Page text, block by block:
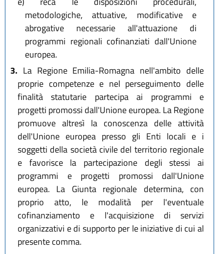
metodologiche, attuative, modificative e
abrogative necessarie all'attuazione di
programmi regionali cofinanziati dall'Unione
europea.
3. La Regione Emilia-Romagna nell'ambito delle
proprie competenze e nel perseguimento delle
finalità statutarie partecipa ai programmi e
progetti promossi dall'Unione europea. La Regione
promuove altresì la conoscenza delle attività
dell'Unione europea presso gli Enti locali e i
soggetti della società civile del territorio regionale
e favorisce la partecipazione degli stessi ai
programmi e progetti promossi dall'Unione
europea. La Giunta regionale determina, con
proprio atto, le modalità per l'eventuale
cofinanziamento e l'acquisizione di servizi
organizzativi e di supporto per le iniziative di cui al
presente comma.